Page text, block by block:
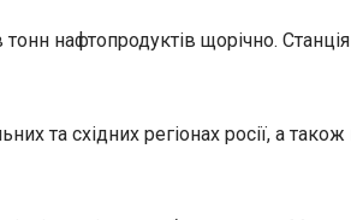
нафтопродуктів щорічно.
та східних регіонах росії, а